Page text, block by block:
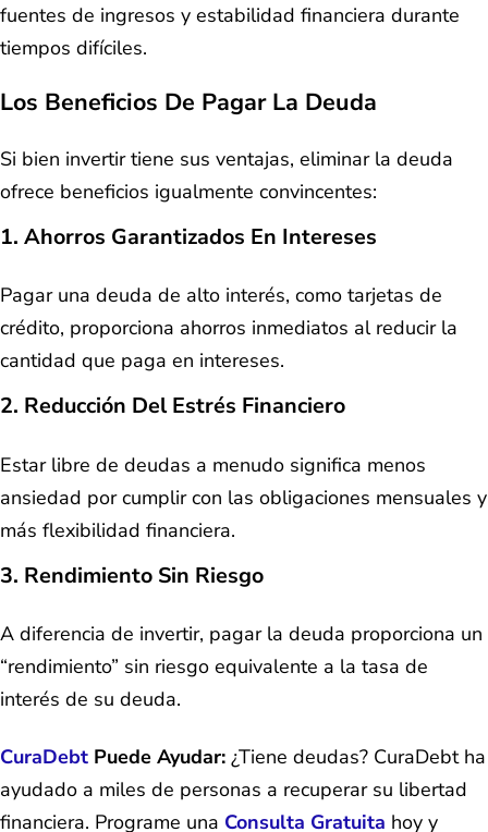
fuentes de ingresos y estabilidad financiera durante
tiempos difíciles.
Los Beneficios De Pagar La Deuda
Si bien invertir tiene sus ventajas, eliminar la deuda
ofrece beneficios igualmente convincentes:
1. Ahorros Garantizados En Intereses
Pagar una deuda de alto interés, como tarjetas de
crédito, proporciona ahorros inmediatos al reducir la
cantidad que paga en intereses.
2. Reducción Del Estrés Financiero
Estar libre de deudas a menudo significa menos
ansiedad por cumplir con las obligaciones mensuales y
más flexibilidad financiera.
3. Rendimiento Sin Riesgo
A diferencia de invertir, pagar la deuda proporciona un
“rendimiento” sin riesgo equivalente a la tasa de
interés de su deuda.
CuraDebt Puede Ayudar: ¿Tiene deudas? CuraDebt ha
ayudado a miles de personas a recuperar su libertad
financiera. Programe una Consulta Gratuita hoy y